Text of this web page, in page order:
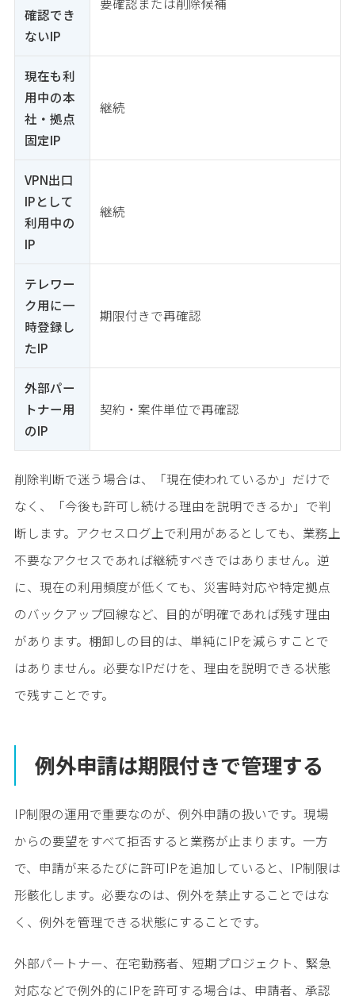
確認でき
ないIP
現在も利
用中の本
社・拠点
固定IP
継続
VPN出口
IPとして
利用中の
IP
継続
テレワー
ク用に一
時登録し
たIP
期限付きで再確認
外部パー
トナー用
のIP
契約・案件単位で再確認
削除判断で迷う場合は、「現在使われているか」だけで
なく、「今後も許可し続ける理由を説明できるか」で判
断します。アクセスログ上で利用があるとしても、業務上
不要なアクセスであれば継続すべきではありません。逆
に、現在の利用頻度が低くても、災害時対応や特定拠点
のバックアップ回線など、目的が明確であれば残す理由
があります。棚卸しの目的は、単純にIPを減らすことで
はありません。必要なIPだけを、理由を説明できる状態
で残すことです。
例外申請は期限付きで管理する
IP制限の運用で重要なのが、例外申請の扱いです。現場
からの要望をすべて拒否すると業務が止まります。一方
で、申請が来るたびに許可IPを追加していると、IP制限は
形骸化します。必要なのは、例外を禁止することではな
く、例外を管理できる状態にすることです。
外部パートナー、在宅勤務者、短期プロジェクト、緊急
対応などで例外的にIPを許可する場合は、申請者、承認